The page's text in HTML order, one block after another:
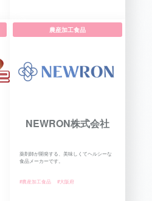
農産加工食品
NEWRON株式会社
薬剤師が開発する、美味しくてヘルシーな
食品メーカーです。
#農産加工食品 #大阪府